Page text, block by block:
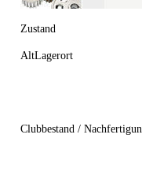
Zustand
AltLagerort
Clubbestand /